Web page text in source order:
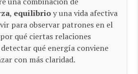
, equilibrioy una vida afectiva
para observar patrones en el
qué ciertas relaciones
qué energía conviene
con más claridad.